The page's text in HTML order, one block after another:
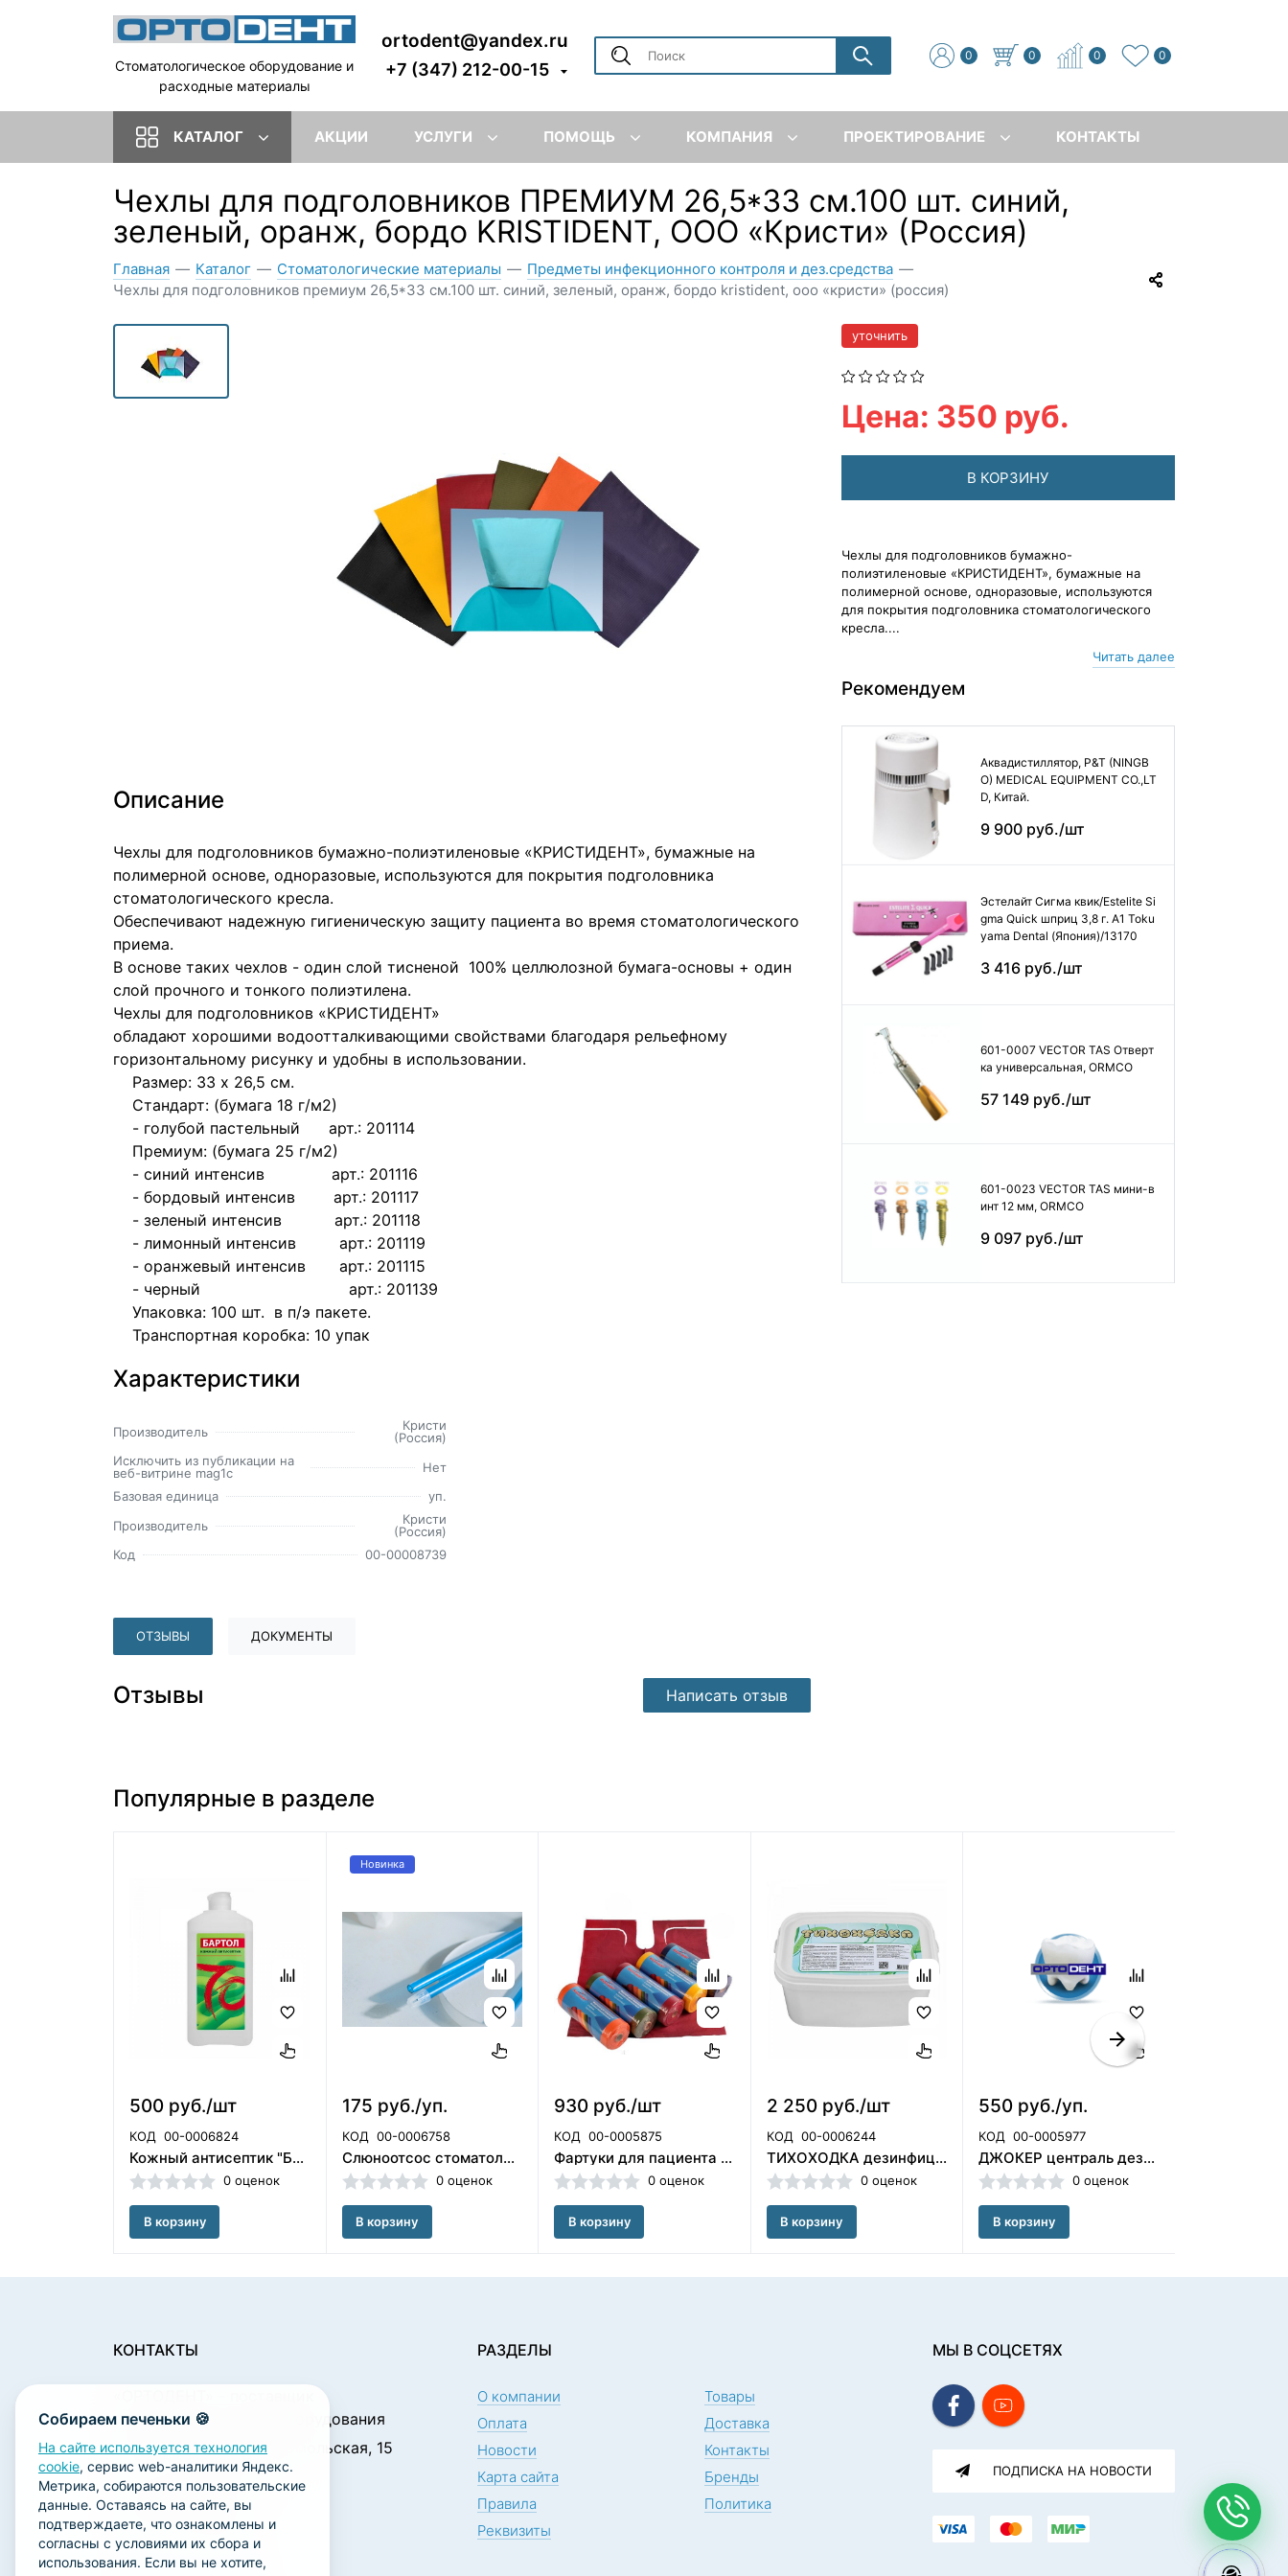
Стоматологическое оборудование и
расходные материалы
ortodent@yandex.ru
+7 (347) 212-00-15
0 0 0 0
КАТАЛОГ АКЦИИ УСЛУГИ ПОМОЩЬ КОМПАНИЯ ПРОЕКТИРОВАНИЕ КОНТАКТЫ
Чехлы для подголовников ПРЕМИУМ 26,5*33 см.100 шт. синий,
зеленый, оранж, бордо KRISTIDENT, ООО «Кристи» (Россия)
Главная — Каталог — Стоматологические материалы — Предметы инфекционного контроля и дез.средства —
Чехлы для подголовников премиум 26,5*33 см.100 шт. синий, зеленый, оранж, бордо kristident, ооо «кристи» (россия)
Описание
Чехлы для подголовников бумажно-полиэтиленовые «КРИСТИДЕНТ», бумажные на
полимерной основе, одноразовые, используются для покрытия подголовника
стоматологического кресла.
Обеспечивают надежную гигиеническую защиту пациента во время стоматологического
приема.
В основе таких чехлов - один слой тисненой 100% целлюлозной бумага-основы + один
слой прочного и тонкого полиэтилена.
Чехлы для подголовников «КРИСТИДЕНТ»
обладают хорошими водоотталкивающими свойствами благодаря рельефному
горизонтальному рисунку и удобны в использовании.
Размер: 33 х 26,5 см.
Стандарт: (бумага 18 г/м2)
- голубой пастельный арт.: 201114
Премиум: (бумага 25 г/м2)
- синий интенсив арт.: 201116
- бордовый интенсив арт.: 201117
- зеленый интенсив арт.: 201118
- лимонный интенсив арт.: 201119
- оранжевый интенсив арт.: 201115
- черный арт.: 201139
Упаковка: 100 шт. в п/э пакете.
Транспортная коробка: 10 упак
Характеристики
Производитель
Кристи
(Россия)
Исключить из публикации на
веб-витрине mag1c
Нет
Базовая единица
уп.
Производитель
Кристи
(Россия)
Код
00-00008739
ОТЗЫВЫ ДОКУМЕНТЫ
Отзывы Написать отзыв
уточнить
Цена: 350 руб.
В КОРЗИНУ
Чехлы для подголовников бумажно-
полиэтиленовые «КРИСТИДЕНТ», бумажные на
полимерной основе, одноразовые, используются
для покрытия подголовника стоматологического
кресла....
Читать далее
Рекомендуем
Аквадистиллятор, P&T (NINGB
O) MEDICAL EQUIPMENT CO.,LT
D, Китай.
9 900 руб./шт
Эстелайт Сигма квик/Estelite Si
gma Quick шприц 3,8 г. А1 Toku
yama Dental (Япония)/13170
3 416 руб./шт
601-0007 VECTOR TAS Отверт
ка универсальная, ORMCO
57 149 руб./шт
601-0023 VECTOR TAS мини-в
инт 12 мм, ORMCO
9 097 руб./шт
Популярные в разделе
500 руб./шт
КОД 00-0006824
Кожный антисептик "Бартол" 1 л. Бозон/ЧЕСТНЫЙ ЗНАК
0 оценок
В корзину
Новинка
175 руб./уп.
КОД 00-0006758
Слюноотсос стоматологический одноразовый со съемным наконечником 100шт, TREVITA, Беларусь
0 оценок
В корзину
930 руб./шт
КОД 00-0005875
Фартуки для пациента бумажно-полиэтиленовые в рулоне 80 шт.Цвет:Бордо ООО «Кристи» (Россия)
0 оценок
В корзину
2 250 руб./шт
КОД 00-0006244
ТИХОХОДКА дезинфицирующее средство с моющим эффектом 40шт (НДС20%)/ЧЕСТНЫЙ ЗНАК
0 оценок
В корзину
550 руб./уп.
КОД 00-0005977
ДЖОКЕР централь дезинфицирующие салфетки ( 120 шт) /ЧЕСТНЫЙ ЗНАК/ОСУ
0 оценок
В корзину
Собираем печеньки 🍪
На сайте используется технология
cookie, сервис web-аналитики Яндекс.
Метрика, собираются пользовательские
данные. Оставаясь на сайте, вы
подтверждаете, что ознакомлены и
согласны с условиями их сбора и
использования. Если вы не хотите,
КОНТАКТЫ
стоматологического оборудования
450001, г. Уфа ул. Комсомольская, 15
Пн. - Чт.: 09:00 - 18:00
Пт.: 09:00 - 17:00
Сб., Вс.: выходной
ortodent@yandex.ru
РАЗДЕЛЫ
О компании
Товары
Оплата
Доставка
Новости
Контакты
Карта сайта
Бренды
Правила
Политика
Реквизиты
МЫ В СОЦСЕТЯХ
ПОДПИСКА НА НОВОСТИ